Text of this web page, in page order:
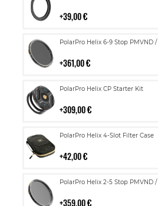
39,00 €
PolarPro Helix 6-9 Stop PMVND
361,00 €
Lisää
PolarPro Helix CP Starter Kit
309,00 €
Lisää
PolarPro Helix 4-Slot Filter Case
42,00 €
Lisää
PolarPro Helix 2-5 Stop PMVND
359,00 €
Lisää